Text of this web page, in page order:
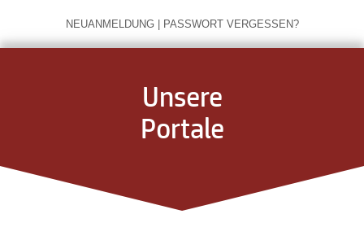
NEUANMELDUNG | PASSWORT VERGESSEN?
Unsere
Portale